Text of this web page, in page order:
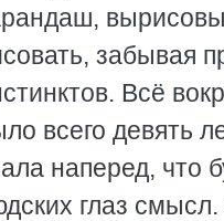
забывая
Всё
всего девять
наперед, что
глаз